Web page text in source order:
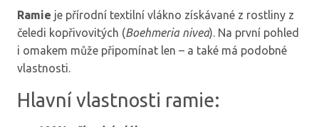
Ramie je přírodní textilní vlákno získávané z rostliny z
čeledi kopřivovitých (Boehmeria nivea). Na první pohled
i omakem může připomínat len – a také má podobné
vlastnosti.
Hlavní vlastnosti ramie: